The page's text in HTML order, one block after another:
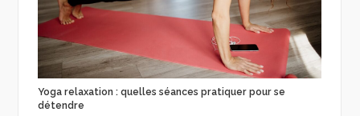
Yoga relaxation : quelles séances pratiquer pour se
détendre